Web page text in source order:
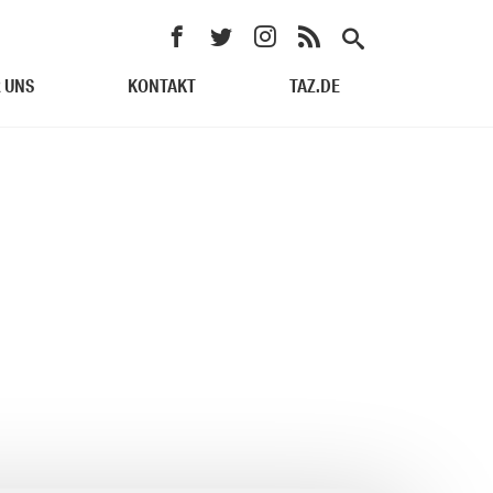
UNS KONTAKT TAZ.DE